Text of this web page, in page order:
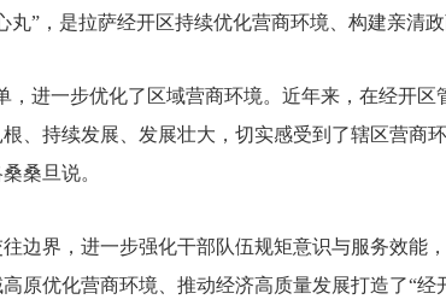
丸”，是拉萨经开区持续优化营商环境、构建亲清
，进一步优化了区域营商环境。近年来，在经开
、持续发展、发展壮大，切实感受到了辖区营商
桑旦说。
往边界，进一步强化干部队伍规矩意识与服务效能
原优化营商环境、推动经济高质量发展打造了“经